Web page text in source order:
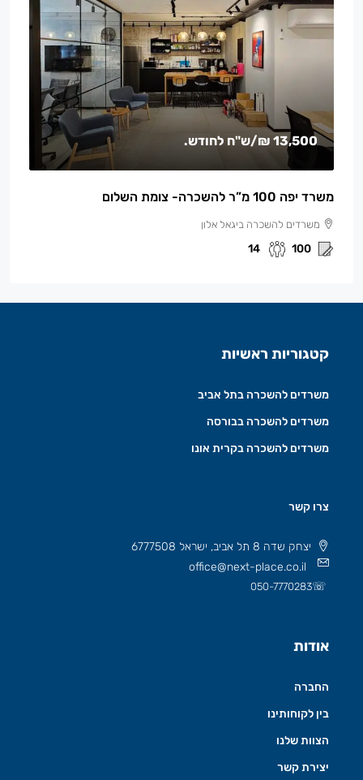
13,500 ₪ /ש"ח לחודש.
משרד יפה 100 מ”ר להשכרה- צומת השלום
משרדים להשכרה ביגאל אלון
100
14
קטגוריות ראשיות
משרדים להשכרה בתל אביב
משרדים להשכרה בבורסה
משרדים להשכרה בקרית אונו
צרו קשר
יצחק שדה 8 תל אביב, ישראל 6777508
office@next-place.co.il
☏
050-7770283
אודות
החברה
בין לקוחותינו
הצוות שלנו
יצירת קשר